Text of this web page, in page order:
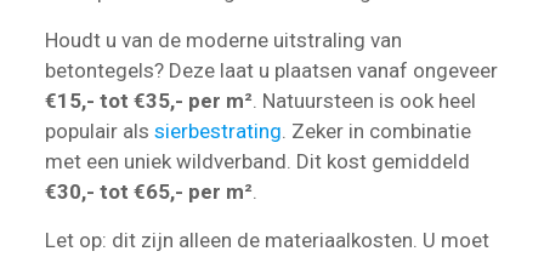
Houdt u van de moderne uitstraling van
betontegels? Deze laat u plaatsen vanaf ongeveer
€15,- tot €35,- per m². Natuursteen is ook heel
populair als sierbestrating. Zeker in combinatie
met een uniek wildverband. Dit kost gemiddeld
€30,- tot €65,- per m².
Let op: dit zijn alleen de materiaalkosten. U moet